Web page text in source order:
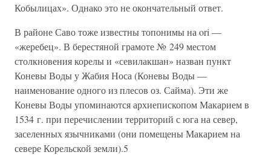
Кобылицах». Однако это не окончательный ответ.
В районе Саво тоже известны топонимы на ori —
«жеребец». В берестяной грамоте № 249 местом
столкновения корелы и «севилакшан» назван пункт
Коневы Воды у Жабия Носа (Коневы Воды —
наименование одного из плесов оз. Сайма). Эти же
Коневы Воды упоминаются архиепископом Макарием в
1534 г. при перечислении территорий с юга на север,
заселенных язычниками (они помещены Макарием на
севере Корельской земли).5